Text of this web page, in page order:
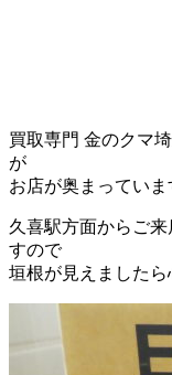
買取専門 金のクマ
が
お店が奥まっていま
久喜駅方面からご
すので
垣根が見えました